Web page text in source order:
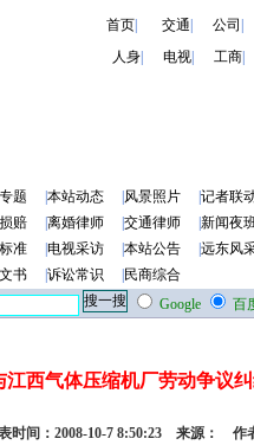
首页| 交通 公司
人身
电视 工商
题 本站动态 风景照片
记者联
赔 离婚律师 交通律师
新闻夜
准 电视采访 本站公告
远东风
书 诉讼常识
民商综合
Google
百
江西气体压缩机厂劳动争议
时间：2008-10-7 8:50:23 来源： 作